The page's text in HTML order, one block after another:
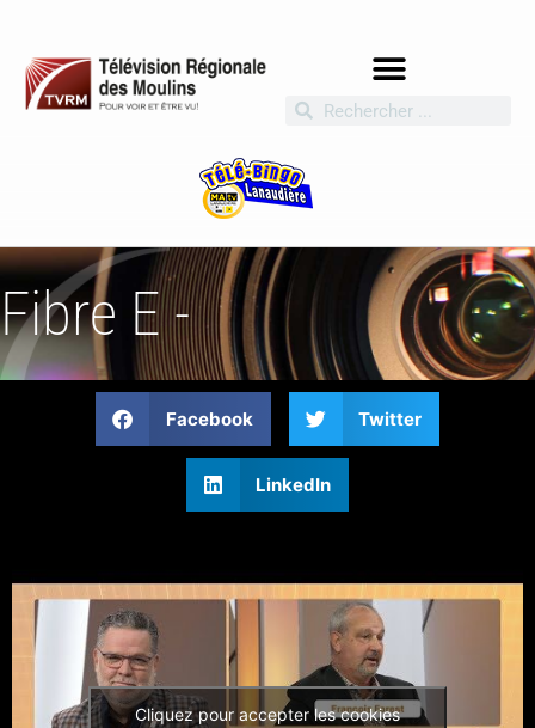
Fibre E -
Facebook Twitter
LinkedIn
Cliquez pour accepter les cookies